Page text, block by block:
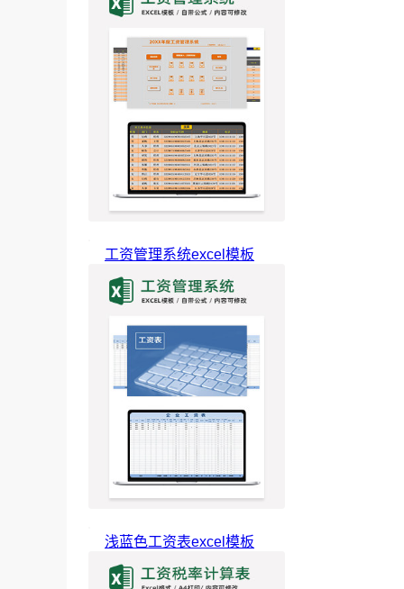
工资管理系统excel模板
浅蓝色工资表excel模板